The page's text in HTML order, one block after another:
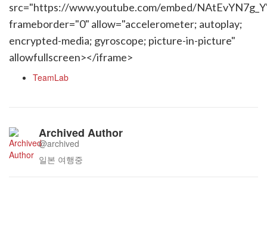
src="https://www.youtube.com/embed/
frameborder="0" allow="accelerometer; autoplay;
encrypted-media; gyroscope; picture-in-picture"
allowfullscreen></iframe>
TeamLab
Archived Author
@archived
일본 여행중